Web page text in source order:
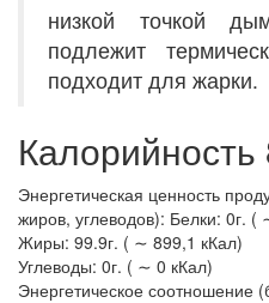
низкой точкой
подлежит
подходит для жарки.
Калорийность
Энергетическая ценность
жиров, углеводов): Белки: 0г. (
Жиры: 99.9г. ( ∼ 899,1 кКал)
Углеводы: 0г. ( ∼ 0 кКал)
Энергетическое соотношение